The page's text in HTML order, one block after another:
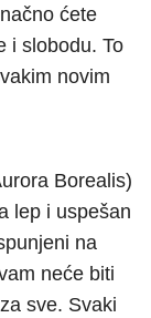
ćete
i slobodu. To
novim
Borealis)
lep i uspešan
na
neće biti
sve. Svaki